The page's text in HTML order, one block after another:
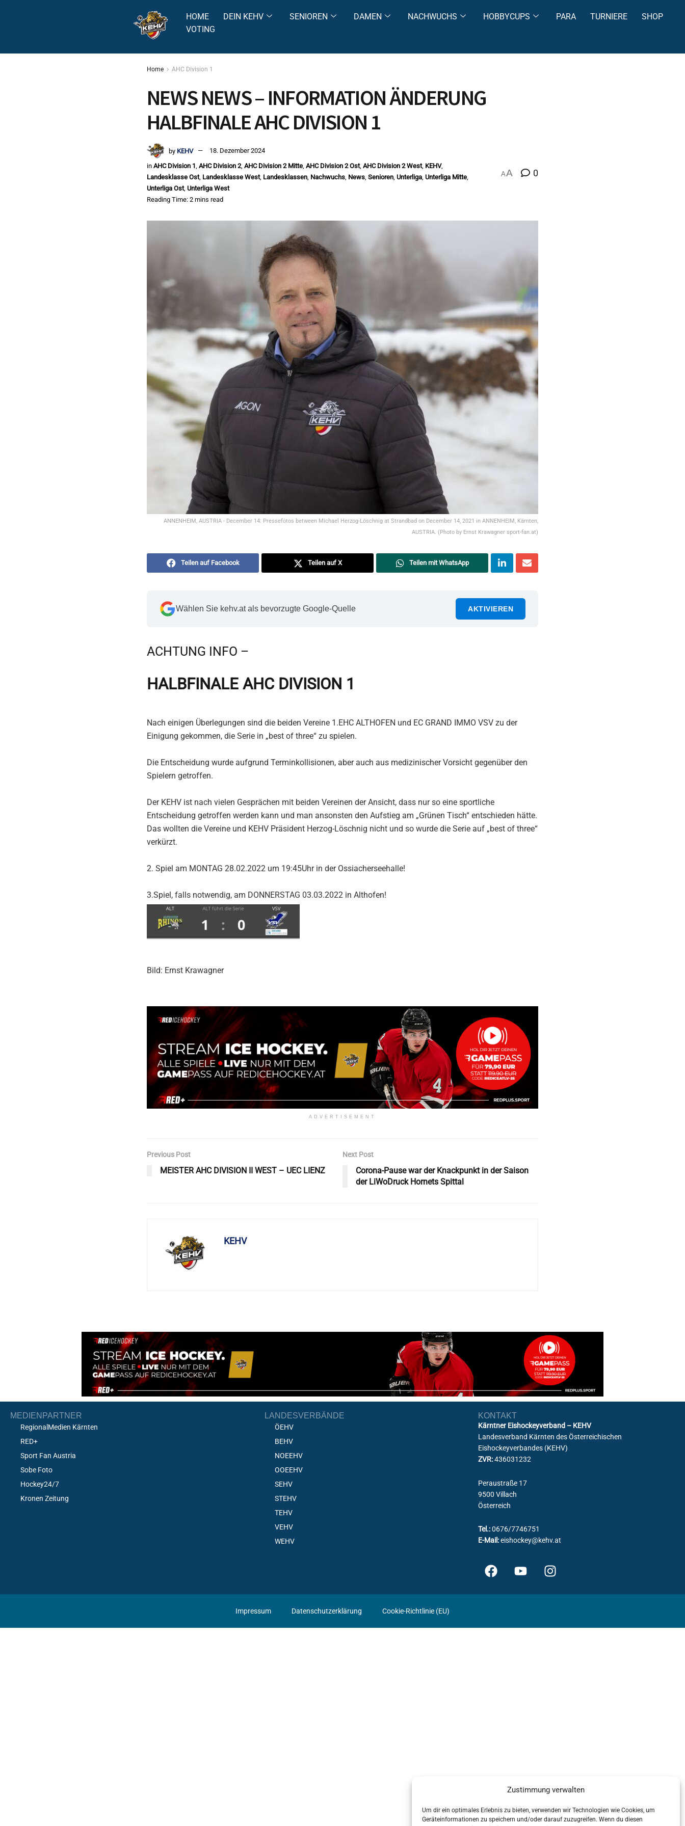
Zustimmung verwalten
Um dir ein optimales Erlebnis zu bieten, verwenden wir Technologien wie Cookies, um
Geräteinformationen zu speichern und/oder darauf zuzugreifen. Wenn du diesen
HOME DEIN KEHV SENIOREN DAMEN NACHWUCHS HOBBYCUPS PARA TURNIERE
SHOP
VOTING
Home AHC Division 1
NEWS NEWS – INFORMATION ÄNDERUNG
HALBFINALE AHC DIVISION 1
by KEHV
18. Dezember 2024
in AHC Division 1 AHC Division 2, AHC Division 2 Mitte AHC Division 2 Ost, AHC Division 2 West, KEHV,
Landesklasse Ost, Landesklasse West, Landesklassen Nachwuchs News Senioren Unterliga Unterliga Mitte
Unterliga Ost, Unterliga West
Reading Time: 2 mins read
AA 0
ANNENHEIM, AUSTRIA - December 14: Pressefotos between Michael Herzog-Löschnig at Strandbad on December 14, 2021 in ANNENHEIM, Kärnten,
AUSTRIA. (Photo by Ernst Krawagner sport-fan.at)
Teilen auf Facebook Teilen auf X Teilen mit WhatsApp
Wählen Sie kehv.at als bevorzugte Google-Quelle AKTIVIEREN
ACHTUNG INFO –
HALBFINALE AHC DIVISION 1
Nach einigen Überlegungen sind die beiden Vereine 1.EHC ALTHOFEN und EC GRAND IMMO VSV zu der
Einigung gekommen, die Serie in „best of three“ zu spielen.
Die Entscheidung wurde aufgrund Terminkollisionen, aber auch aus medizinischer Vorsicht gegenüber den
Spielern getroffen.
Der KEHV ist nach vielen Gesprächen mit beiden Vereinen der Ansicht, dass nur so eine sportliche
Entscheidung getroffen werden kann und man ansonsten den Aufstieg am „Grünen Tisch“ entschieden hätte.
Das wollten die Vereine und KEHV Präsident Herzog-Löschnig nicht und so wurde die Serie auf „best of three“
verkürzt.
2. Spiel am MONTAG 28.02.2022 um 19:45Uhr in der Ossiacherseehalle!
3.Spiel, falls notwendig, am DONNERSTAG 03.03.2022 in Althofen!
Bild: Ernst Krawagner
ADVERTISEMENT
Previous Post
MEISTER AHC DIVISION II WEST – UEC LIENZ
Next Post
Corona-Pause war der Knackpunkt in der Saison
der LiWoDruck Hornets Spittal
KEHV
MEDIENPARTNER
RegionalMedien Kärnten
RED+
Sport Fan Austria
Sobe Foto
Hockey24/7
Kronen Zeitung
LANDESVERBÄNDE
ÖEHV
BEHV
NOEEHV
OOEEHV
SEHV
STEHV
TEHV
VEHV
WEHV
KONTAKT
Kärntner Eishockeyverband – KEHV
Landesverband Kärnten des Österreichischen
Eishockeyverbandes (KEHV)
ZVR:436031232
Peraustraße 17
9500 Villach
Österreich
Tel.:0676/7746751
E-Mail:eishockey@kehv.at
Impressum Datenschutzerklärung Cookie-Richtlinie (EU)